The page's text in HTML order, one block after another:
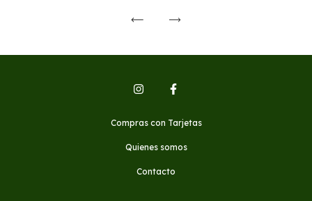
Compras con Tarjetas
Quienes somos
Contacto